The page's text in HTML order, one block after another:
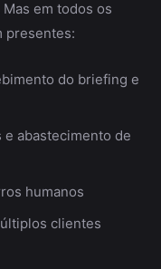
em todos os
presentes:
do briefing e
abastecimento de
humanos
clientes